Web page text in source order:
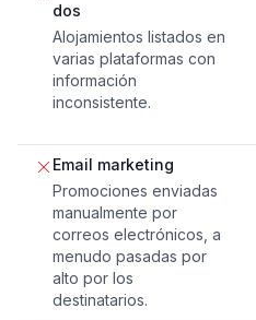
dos
Alojamientos listados en
varias plataformas con
información
inconsistente.
Email marketing
Promociones enviadas
manualmente por
correos electrónicos, a
menudo pasadas por
alto por los
destinatarios.